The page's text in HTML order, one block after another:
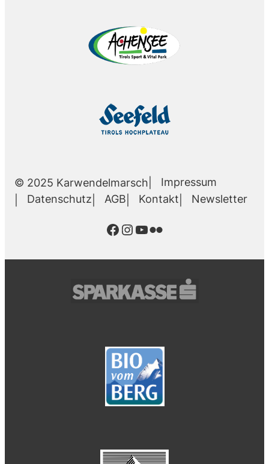
© 2025 Karwendelmarsch
Impressum
Datenschutz
AGB Kontakt Newsletter
Facebook
Instagram
YouTube
Flickr